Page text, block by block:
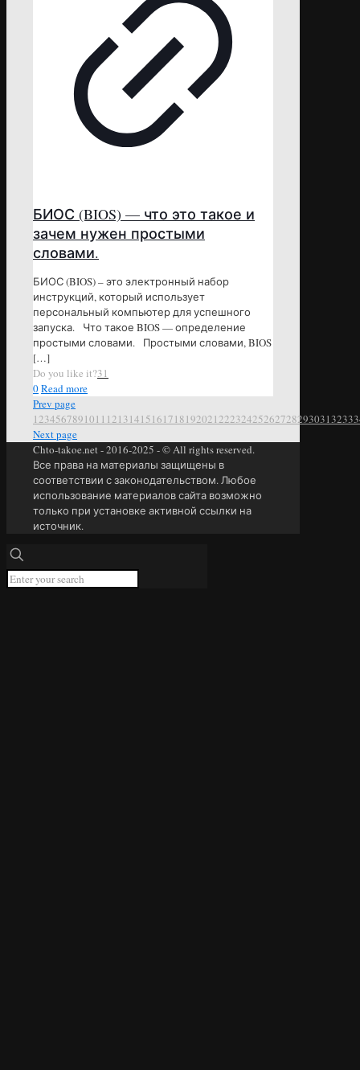
БИОС (BIOS) — что это такое и
зачем нужен простыми
словами.
БИОС (BIOS) – это электронный набор
инструкций, который использует
персональный компьютер для успешного
запуска. Что такое BIOS — определение
простыми словами. Простыми словами, BIOS
[…]
Do you like it?31
0Read more
Prev page
1 234567891011 12131415161718192021 222324252627282930313233
Next page
Chto-takoe.net - 2016-2025 - © All rights reserved.
Все права на материалы защищены в
соответствии с законодательством. Любое
использование материалов сайта возможно
только при установке активной ссылки на
источник.